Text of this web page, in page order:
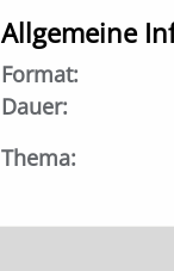
Allgemeine
Format:
Dauer:
Thema: